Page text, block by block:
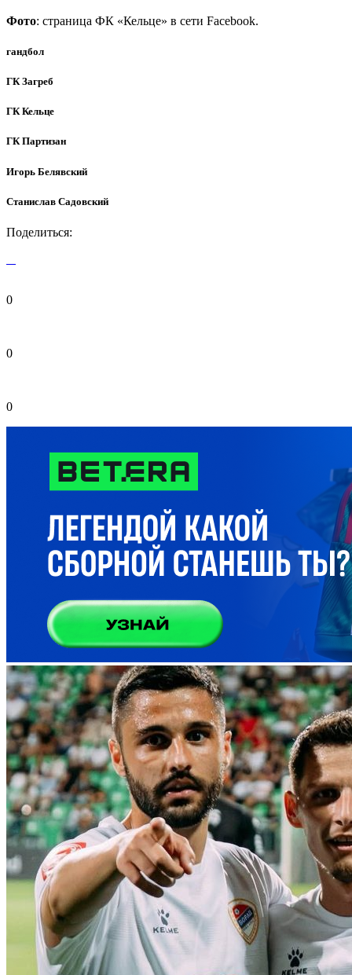
Фото: страница ФК «Кельце» в сети Facebook.
гандбол
ГК Загреб
ГК Кельце
ГК Партизан
Игорь Белявский
Станислав Садовский
Поделиться:
0
0
0